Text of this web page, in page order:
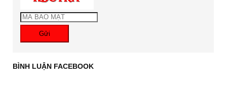
Gửi
BÌNH LUẬN FACEBOOK